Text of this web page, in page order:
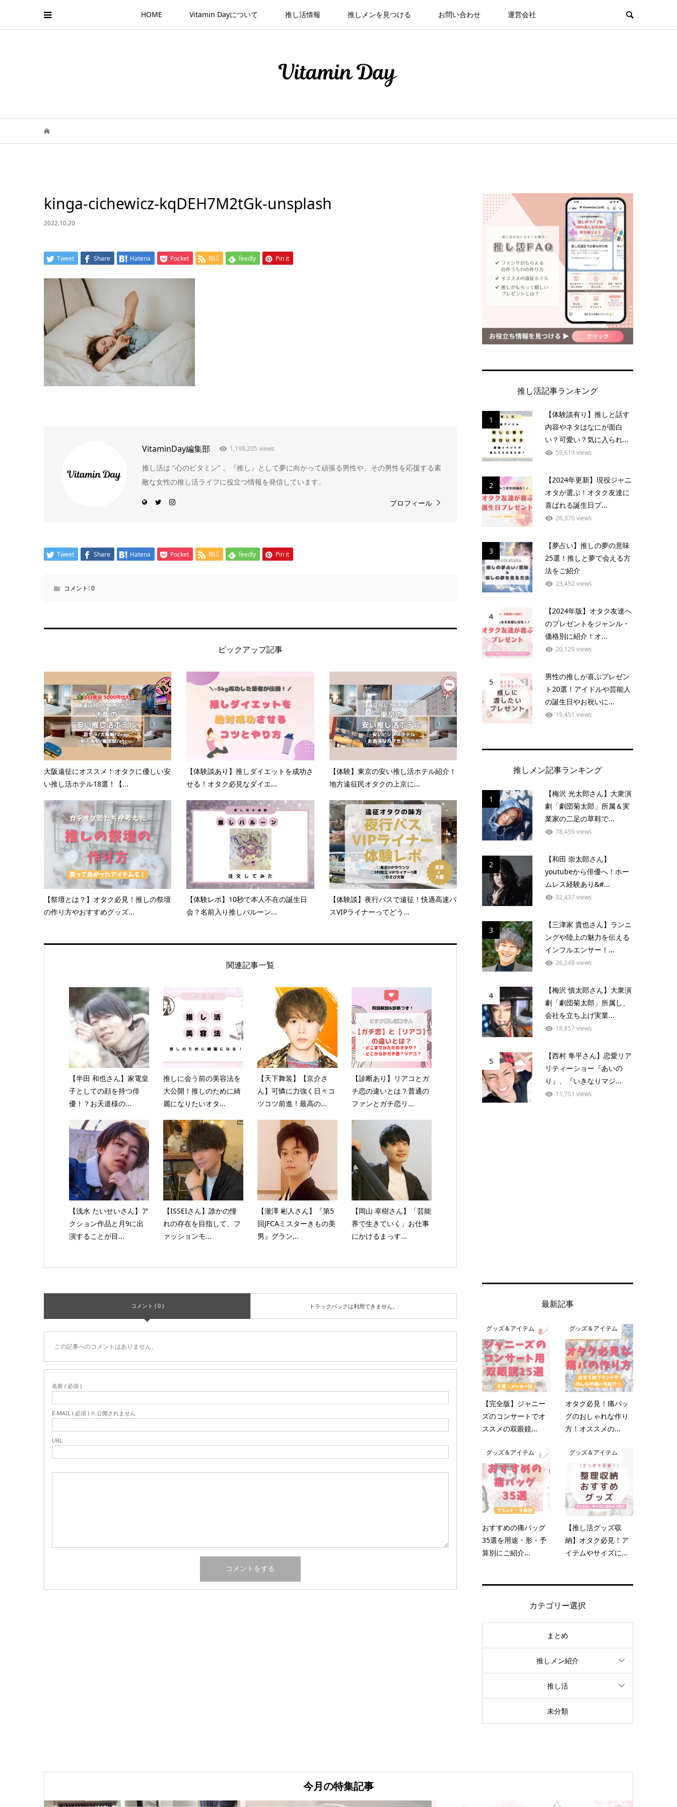
HOME Vitamin Dayについて 推し活情報 推しメンを見つける お問い合わせ 運営会社
kinga-cichewicz-kqDEH7M2tGk-unsplash
2022.10.20
Tweet Share Hatena Pocket RSS feedly Pin it
VitaminDay編集部 1,198,205 views
推し活は "心のビタミン" 。『推し』として夢に向かって頑張る男性や、その男性を応援する素
敵な女性の推し活ライフに役立つ情報を発信しています。
プロフィール
Tweet Share Hatena Pocket RSS feedly Pin it
コメント:0
ピックアップ記事
大阪遠征にオススメ！オタクに優しい安
い推し活ホテル18選！【...
【体験談あり】推しダイエットを成功さ
せる！オタク必見なダイエ...
【体験】東京の安い推し活ホテル紹介！
地方遠征民オタクの上京に...
【祭壇とは？】オタク必見！推しの祭壇
の作り方やおすすめグッズ...
【体験レポ】10秒で本人不在の誕生日
会？名前入り推しバルーン...
【体験談】夜行バスで遠征！快適高速バ
スVIPライナーってどう...
関連記事一覧
【半田 和也さん】家電皇
子としての顔を持つ俳
優！？お天道様の...
推しに会う前の美容法を
大公開！推しのために綺
麗になりたいオタ...
【天下舞装】【京介さ
ん】可憐に力強く日々コ
ツコツ前進！最高の...
【診断あり】リアコとガ
チ恋の違いとは？普通の
ファンとガチ恋リ...
【浅水 たいせいさん】ア
クション作品と月9に出
演することが目...
【ISSEIさん】誰かの憧
れの存在を目指して、フ
ァッションモ...
【瀧澤 彬人さん】『第5
回JFCAミスターきもの美
男』グラン...
【岡山 幸樹さん】「芸能
界で生きていく」お仕事
にかけるまっす...
コメント ( 0 ) トラックバックは利用できません。
この記事へのコメントはありません。
名前 ( 必須 )
E-MAIL ( 必須 ) ※ 公開されません
URL
推し活記事ランキング
1
【体験談有り】推しと話す
内容やネタはなにが面白
い？可愛い？気に入られ...
59,619 views
2
【2024年更新】現役ジャニ
オタが選ぶ！オタク友達に
喜ばれる誕生日プ...
26,370 views
3
【夢占い】推しの夢の意味
25選！推しと夢で会える方
法をご紹介
23,452 views
4
【2024年版】オタク友達へ
のプレゼントをジャンル・
価格別に紹介！オ...
20,129 views
5
男性の推しが喜ぶプレゼン
ト20選！アイドルや芸能人
の誕生日やお祝いに...
19,451 views
推しメン記事ランキング
1
【梅沢 光太郎さん】大衆演
劇「劇団菊太郎」所属＆実
業家の二足の草鞋で...
78,459 views
2
【和田 崇太郎さん】
youtubeから俳優へ！ホー
ムレス経験あり&#...
32,437 views
3
【三津家 貴也さん】ランニ
ングや陸上の魅力を伝える
インフルエンサー！...
26,249 views
4
【梅沢 慎太郎さん】大衆演
劇「劇団菊太郎」所属し、
会社を立ち上げ実業...
18,857 views
5
【西村 隼平さん】恋愛リア
リティーショー『あいの
り』、『いきなりマジ...
11,751 views
最新記事
グッズ＆アイテム
【完全版】ジャニー
ズのコンサートでオ
ススメの双眼鏡...
グッズ＆アイテム
オタク必見！痛バッ
グのおしゃれな作り
方！オススメの...
グッズ＆アイテム
おすすめの痛バッグ
35選を用途・形・予
算別にご紹介...
グッズ＆アイテム
【推し活グッズ収
納】オタク必見！ア
イテムやサイズに...
カテゴリー選択
まとめ
推しメン紹介
推し活
未分類
今月の特集記事